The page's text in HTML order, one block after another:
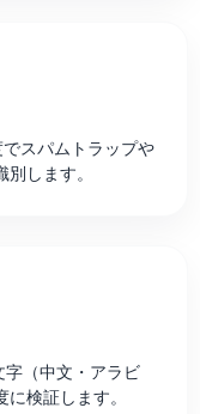
スパムトラップや
します。
（中文・アラビ
検証します。